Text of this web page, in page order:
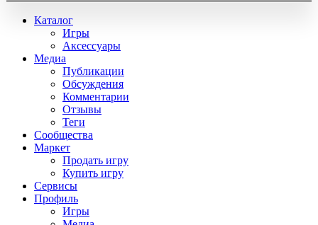
Каталог
Игры
Аксессуары
Медиа
Публикации
Обсуждения
Комментарии
Отзывы
Теги
Сообщества
Маркет
Продать игру
Купить игру
Сервисы
Профиль
Игры